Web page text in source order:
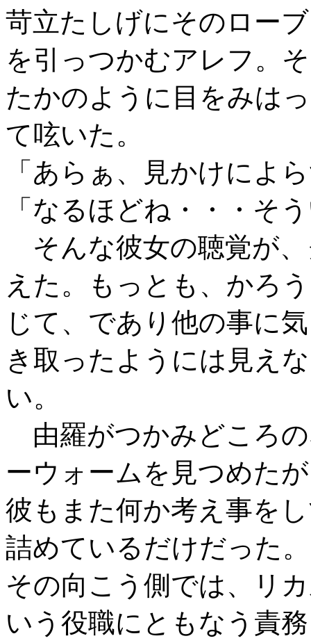
苛立たしげにそのローブ
を引っつかむアレフ。
たかのように目をみはっ
て呟いた。
「あらぁ、見かけによ
「なるほどね・・・そ
そんな彼女の聴覚が
えた。もっとも、かろう
じて、であり他の事に
き取ったようには見えな
い。
由羅がつかみどころ
ーウォームを見つめた
彼もまた何か考え事を
詰めているだけだった。
その向こう側では、リ
いう役職にともなう責務